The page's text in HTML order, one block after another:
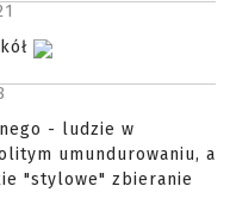
- ludzie w
umundurowaniu, a
"stylowe" zbieranie